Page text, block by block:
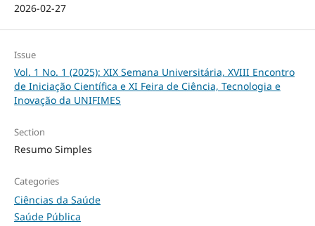
2026-02-27
Issue
Vol. 1 No. 1 (2025): XIX Semana Universitária, XVIII Encontro
de Iniciação Científica e XI Feira de Ciência, Tecnologia e
Inovação da UNIFIMES
Section
Resumo Simples
Categories
Ciências da Saúde
Saúde Pública